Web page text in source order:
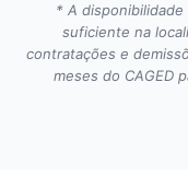
* A
suficiente na
contratações e
meses do CAGED